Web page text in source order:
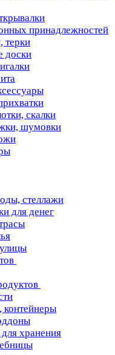
принадлежностей
терки
доски
скалки
шумовки
стеллажи
для денег
хранения